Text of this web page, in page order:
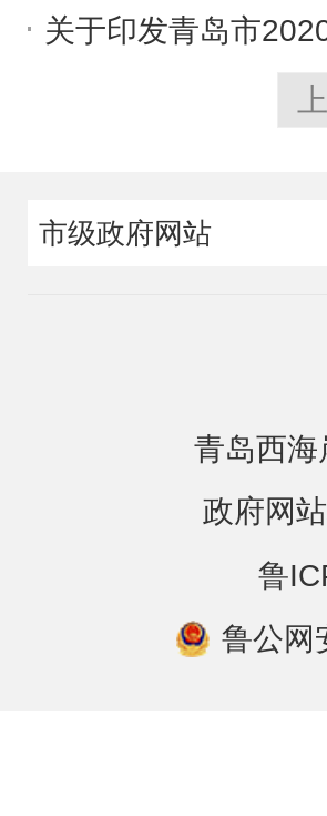
关于印发青岛市
市级政府网站
青岛西
政府网
鲁
鲁公网